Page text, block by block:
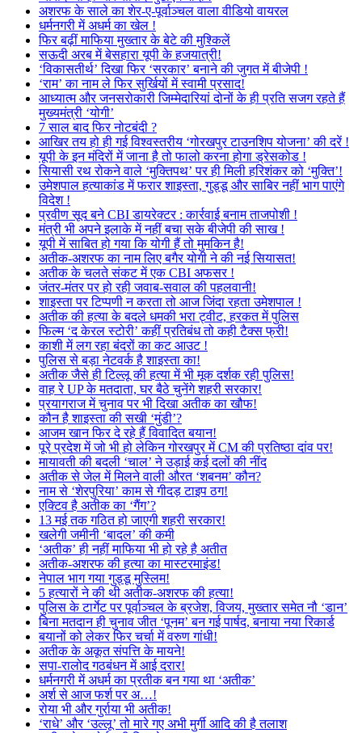
अशरफ के साले का शेर-ए-पूर्वाञ्चल वाला वीडियो वायरल
धर्मनगरी में अधर्म का खेल !
फिर बढ़ीं माफिया मुख्तार के बेटे की मुश्किलें
सऊदी अरब में बेसहारा यूपी के हजयात्री!
‘विकासतीर्थ’ दिखा फिर ‘सरकार’ बनाने की जुगत में बीजेपी !
‘राम’ का नाम ले फिर सुर्खियों में स्वामी प्रसाद!
आध्यात्म और जनसरोकारी जिम्मेदारियां दोनों के ही प्रति सजग रहते हैं
मुख्यमंत्री ‘योगी’
7 साल बाद फिर नोटबंदी ?
आखिर तय हो ही गई विश्वस्तरीय ‘गोरखपुर टाउनशिप योजना’ की दरें !
यूपी के इन मंदिरों में जाना है तो फालो करना होगा ड्रेसकोड !
सियासी रथ रोकने वाले ‘मुक्तिपथ’ पर ही मिली हरिशंकर को ‘मुक्ति’!
उमेशपाल हत्याकांड में फरार शाइस्ता, गुड्डू और साबिर नहीं भाग पाएंगे
विदेश !
प्रवीण सूद बने CBI डायरेक्टर : कार्रवाई बनाम ताजपोशी !
मंत्री भी अपने इलाके में नहीं बचा सके बीजेपी की साख !
यूपी में साबित हो गया कि योगी हैं तो मुमकिन है!
अतीक-अशरफ का नाम लिए बगैर योगी ने की नई सियासत!
अतीक के चलते संकट में एक CBI अफसर !
जंतर-मंतर पर हो रही जवाब-सवाल की पहलवानी!
शाइस्ता पर टिप्पणी न करता तो आज जिंदा रहता उमेशपाल !
अतीक की हत्या के बदले धमकी भरा ट्वीट, हरकत में पुलिस
फिल्म ‘द केरल स्टोरी’ कहीं प्रतिबंध तो कही टैक्स फ्री!
काशी में लग रहा बंदरों का कट आउट !
पुलिस से बड़ा नेटवर्क है शाइस्ता का!
अतीक जैसे ही टिल्लू की हत्या में भी मूक दर्शक रही पुलिस!
वाह रे UP के मतदाता, घर बैठे चुनेंगे शहरी सरकार!
प्रयागराज में चुनाव पर भी दिखा अतीक का खौफ!
कौन है शाइस्ता की सखी ‘मुंडी’?
आजम खान फिर दे रहे हैं विवादित बयान!
पूरे प्रदेश में जो भी हो लेकिन गोरखपुर में CM की प्रतिष्ठा दांव पर!
मायावती की बदली ‘चाल’ ने उड़ाई कई दलों की नींद
अतीक से जेल में मिलने वाली औरत ‘शबनम’ कौन?
नाम से ‘शेरपुरिया’ काम से गीदड़ टाइप ठग!
एक्टिव है अतीक का ‘गैंग’?
13 मई तक गठित हो जाएगी शहरी सरकार!
खलेगी जमीनी ‘बादल’ की कमी
‘अतीक’ ही नहीं माफिया भी हो रहे है अतीत
अतीक-अशरफ की हत्या का मास्टरमाइंड!
नेपाल भाग गया गुड्डू मुस्लिम!
5 हत्यारों ने की थी अतीक-अशरफ की हत्या!
पुलिस के टार्गेट पर पूर्वाञ्चल के ब्रजेश, विजय, मुख्तार समेत नौ ‘डान’
बिना मतदान ही चुनाव जीत ‘पूनम’ बन गई पार्षद, बनाया नया रिकार्ड
बयानों को लेकर फिर चर्चा में वरुण गांधी!
अतीक के अकूत संपत्ति के मायने!
सपा-रालोद गठबंधन में आई दरार!
धर्मनगरी में अधर्म का प्रतीक बन गया था ‘अतीक’
अर्श से आज फर्श पर अ…!
रोया भी और गुर्राया भी अतीक!
‘राधे’ और ‘उल्लू’ तो मारे गए अभी मुर्गी आदि की है तलाश